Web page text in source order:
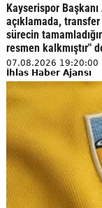
Kayserispor
açıklamada,
sürecin
resmen kalkmıştır"
07.08.2026 19:20:00
İhlas Haber Ajansı